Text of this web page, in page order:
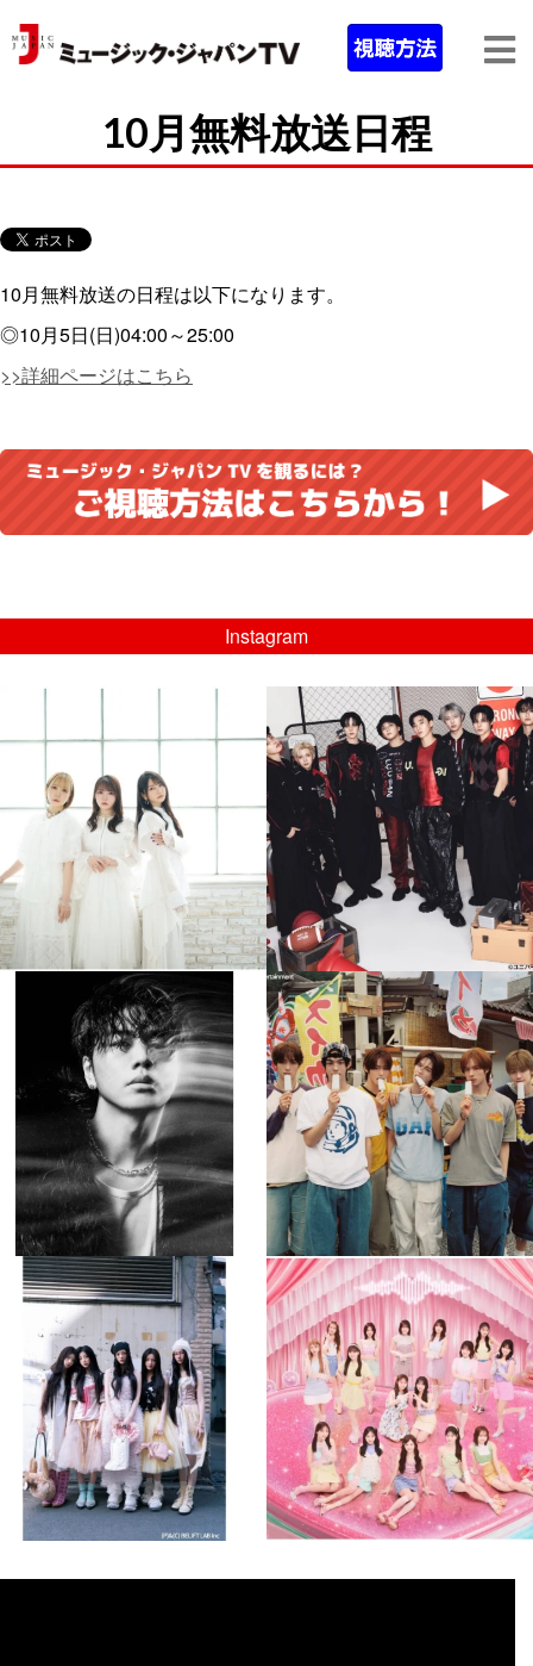
10月無料放送日程
10月無料放送の日程は以下になります。
◎10月5日(日)04:00～25:00
>>詳細ページはこちら
Instagram
...
8月 4
4 0
musicjapantv
💡08/05(水)23:00特番放送！
...
8月 4
4 0
musicjapantv
💡8月特番放送決定！
...
8月 4
477 0
musicjapantv
💡8月特番放送決定！
...
8月 4
6 0
musicjapantv
💡8月特番放送決定！
8月 4
2 0
musicjapantv
💡8月特番放送決定！
...
8月 4
2 0